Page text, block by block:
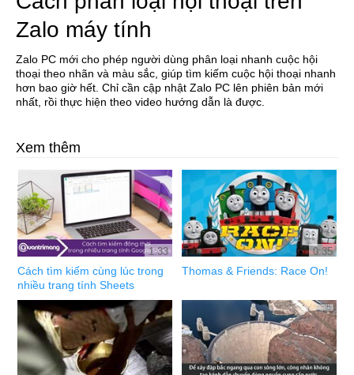
Zalo máy tính
Zalo PC mới cho phép người dùng phân loại nhanh cuộc hội
thoại theo nhãn và màu sắc, giúp tìm kiếm cuộc hội thoại nhanh
hơn bao giờ hết. Chỉ cần cập nhật Zalo PC lên phiên bản mới
nhất, rồi thực hiện theo video hướng dẫn là được.
Xem thêm
1:33
Cách tìm kiếm cùng lúc trong
nhiều trang tính Sheets
0:35
Thomas & Friends: Race On!